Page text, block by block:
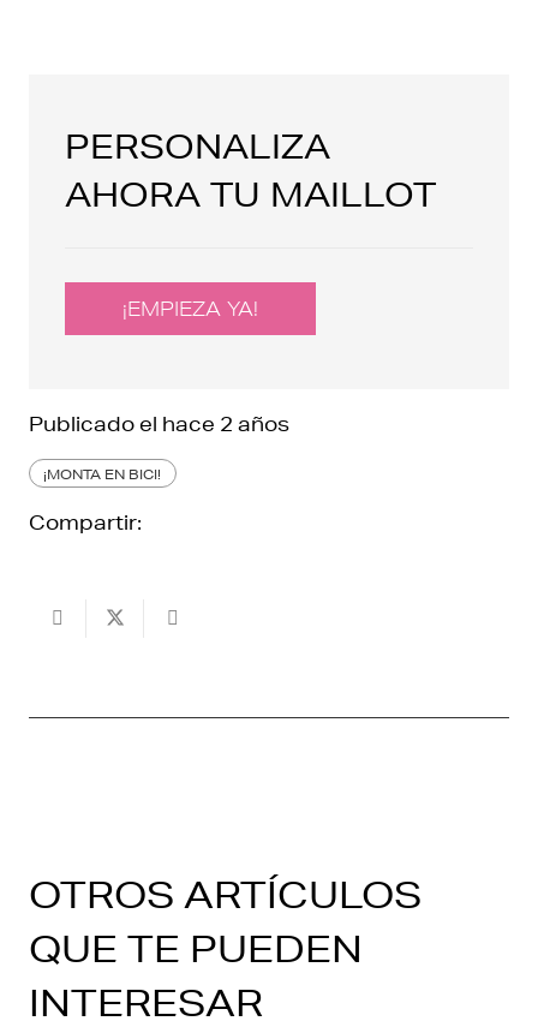
PERSONALIZA
AHORA TU MAILLOT
¡EMPIEZA YA!
Publicado el hace 2 años
¡MONTA EN BICI!
Compartir:
OTROS ARTÍCULOS
QUE TE PUEDEN
INTERESAR